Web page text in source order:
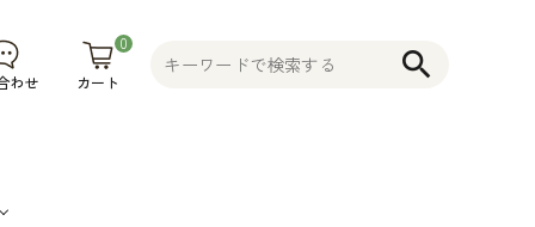
わせ
0
カート
search